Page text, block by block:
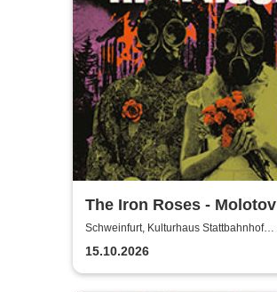
The Iron Roses - Molotov
Nights Tour 2026
Schweinfurt, Kulturhaus Stattbahnhof
Schweinfurt
15.10.2026